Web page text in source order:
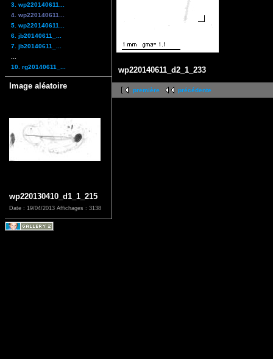
3. wp220140611...
4. wp220140611...
5. wp220140611...
6. jb20140611_...
7. jb20140611_...
10. rg20140611_...
Image aléatoire
wp220130410_d1_1_215
Date : 19/04/2013 Affichages : 3138
wp220140611_d2_1_233
première précédente